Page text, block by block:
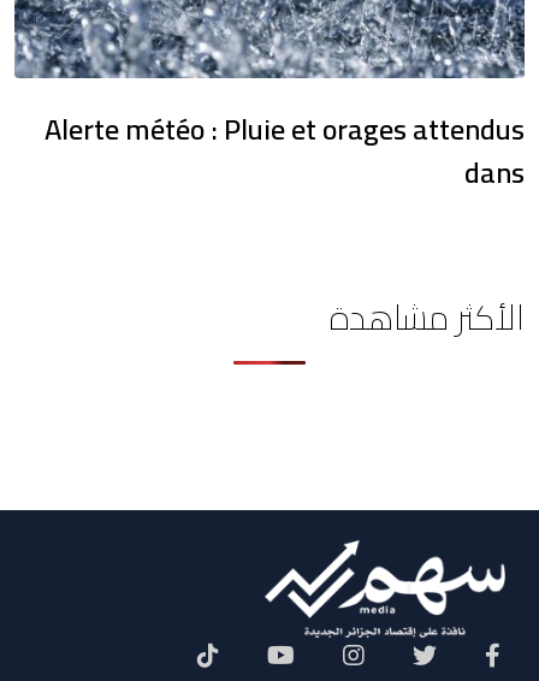
Alerte météo : Pluie et orages attendus
dans
الأكثر مشاهدة